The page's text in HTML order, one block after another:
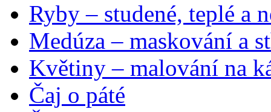
Ryby – studené, teplé a
Medúza – maskování a
Květiny – malování na
Čaj o páté